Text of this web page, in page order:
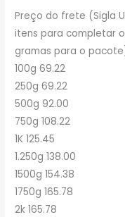
Preço do frete (Sigla
itens para completar
gramas para o
100g 69.22
250g 69.22
500g 92.00
750g 108.22
1K 125.45
1.250g 138.00
1500g 154.38
1750g 165.78
2k 165.78